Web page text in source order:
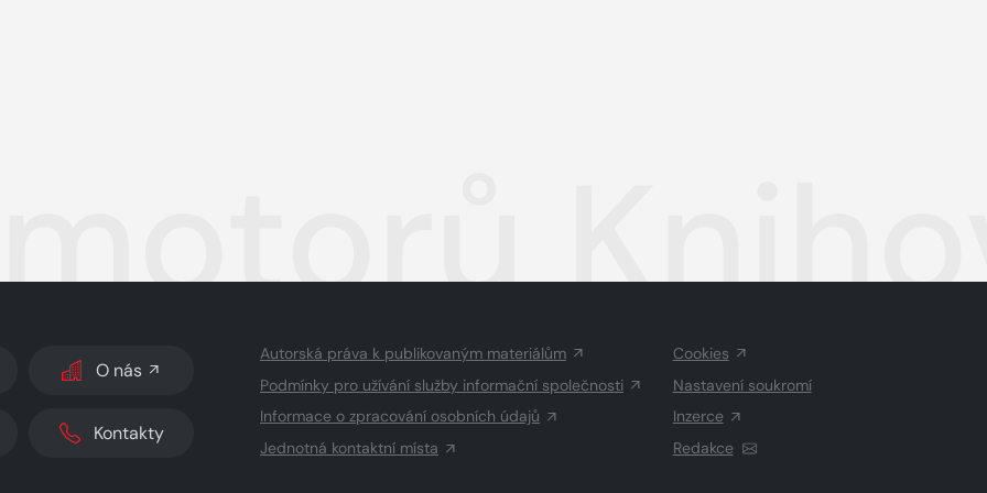
O nás
Kontakty
Autorská práva k publikovaným materiálům
Podmínky pro užívání služby informační společnosti
Informace o zpracování osobních údajů
Jednotná kontaktní místa
Cookies
Nastavení soukromí
Inzerce
Redakce